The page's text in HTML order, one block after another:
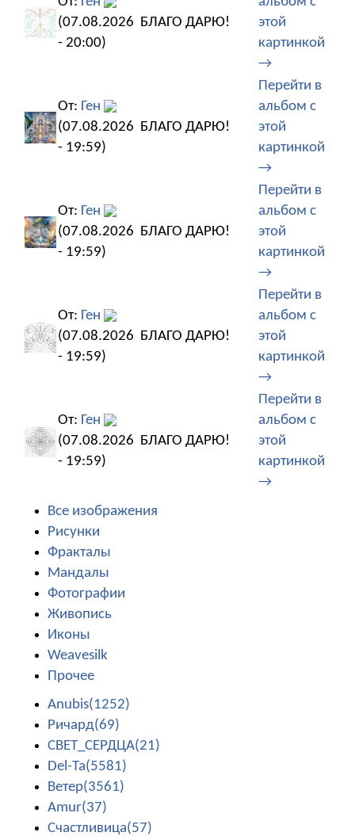
(07.08.2026
- 20:00)
БЛАГО ДАРЮ!
этой
картинкой
→
От: Ген
(07.08.2026
- 19:59)
БЛАГО ДАРЮ!
Перейти в
альбом с
этой
картинкой
→
От: Ген
(07.08.2026
- 19:59)
БЛАГО ДАРЮ!
Перейти в
альбом с
этой
картинкой
→
От: Ген
(07.08.2026
- 19:59)
БЛАГО ДАРЮ!
Перейти в
альбом с
этой
картинкой
→
От: Ген
(07.08.2026
- 19:59)
БЛАГО ДАРЮ!
Перейти в
альбом с
этой
картинкой
→
Все изображения
Рисунки
Фракталы
Мандалы
Фотографии
Живопись
Иконы
Weavesilk
Прочее
Anubis(1252)
Ричард(69)
СВЕТ_СЕРДЦА(21)
Del-Ta(5581)
Ветер(3561)
Amur(37)
Счастливица(57)